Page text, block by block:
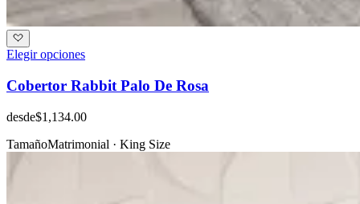
Elegir opciones
Cobertor Rabbit Palo De Rosa
desde$1,134.00
TamañoMatrimonial · King Size